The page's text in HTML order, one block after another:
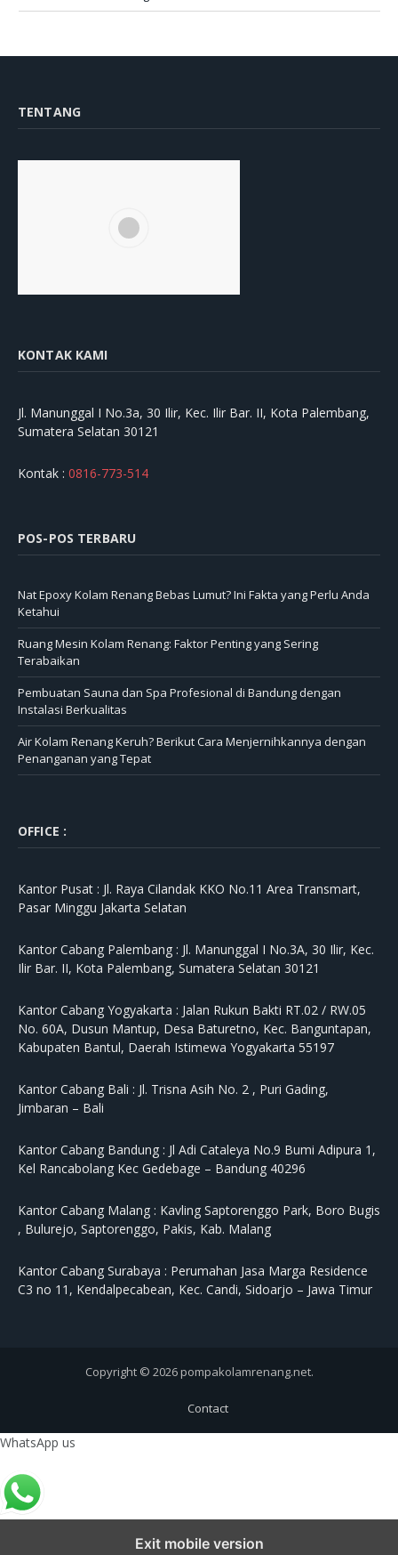
TENTANG
KONTAK KAMI
Jl. Manunggal I No.3a, 30 Ilir, Kec. Ilir Bar. II, Kota Palembang,
Sumatera Selatan 30121
Kontak : 0816-773-514
POS-POS TERBARU
Nat Epoxy Kolam Renang Bebas Lumut? Ini Fakta yang Perlu Anda
Ketahui
Ruang Mesin Kolam Renang: Faktor Penting yang Sering
Terabaikan
Pembuatan Sauna dan Spa Profesional di Bandung dengan
Instalasi Berkualitas
Air Kolam Renang Keruh? Berikut Cara Menjernihkannya dengan
Penanganan yang Tepat
OFFICE :
Kantor Pusat : Jl. Raya Cilandak KKO No.11 Area Transmart,
Pasar Minggu Jakarta Selatan
Kantor Cabang Palembang : Jl. Manunggal I No.3A, 30 Ilir, Kec.
Ilir Bar. II, Kota Palembang, Sumatera Selatan 30121
Kantor Cabang Yogyakarta : Jalan Rukun Bakti RT.02 / RW.05
No. 60A, Dusun Mantup, Desa Baturetno, Kec. Banguntapan,
Kabupaten Bantul, Daerah Istimewa Yogyakarta 55197
Kantor Cabang Bali : Jl. Trisna Asih No. 2 , Puri Gading,
Jimbaran – Bali
Kantor Cabang Bandung : Jl Adi Cataleya No.9 Bumi Adipura 1,
Kel Rancabolang Kec Gedebage – Bandung 40296
Kantor Cabang Malang : Kavling Saptorenggo Park, Boro Bugis
, Bulurejo, Saptorenggo, Pakis, Kab. Malang
Kantor Cabang Surabaya : Perumahan Jasa Marga Residence
C3 no 11, Kendalpecabean, Kec. Candi, Sidoarjo – Jawa Timur
Copyright © 2026 pompakolamrenang.net.
Contact
WhatsApp us
Exit mobile version